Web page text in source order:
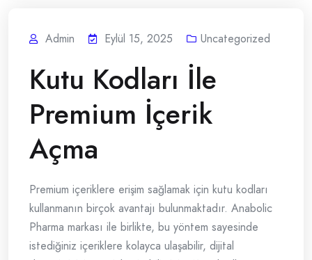
Admin Eylül 15, 2025 Uncategorized
Kutu Kodları İle
Premium İçerik
Açma
Premium içeriklere erişim sağlamak için kutu kodları
kullanmanın birçok avantajı bulunmaktadır. Anabolic
Pharma markası ile birlikte, bu yöntem sayesinde
istediğiniz içeriklere kolayca ulaşabilir, dijital